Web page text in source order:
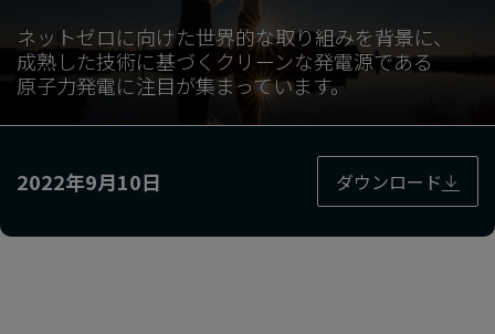
ネットゼロに​向けた​世界的な​取り組みを​背景に、​
成熟した​技術に​基づく​クリーンな​発電源である​
原子力発電に​注目が​集まっています。
2022年9月10日 ダウンロード